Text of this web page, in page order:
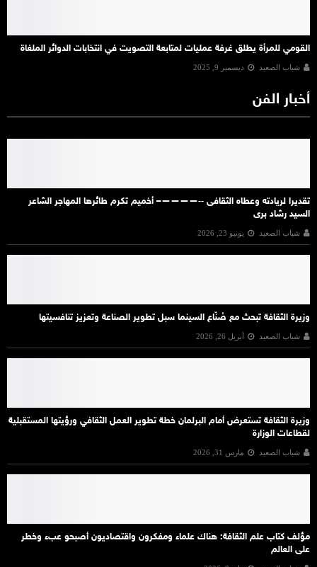
القومي للمرأة يطلق غرفة عمليات لمتابعة التصويت في انتخابات الدوائر الملغاة
شباب الصعيد ديسمبر 9, 2025
أخبار الفن
تقديرا لريادته وعطاه الثقافى ‐‐————– أخميم تكرم طائرها المهاجر الشاعر
السيد رشاد برى
شباب الصعيد يونيو 23, 2026
وزيرة الثقافة تبحث مع صُنّاع السينما سبل تطوير الصناعة وتعزيز تنافسيتها
شباب الصعيد أبريل 26, 2026
وزيرة الثقافة تستعرض أمام البرلمان خطة تطوير العمل الثقافي ورؤيتها المستقبلية
لقطاعات الوزارة
شباب الصعيد مارس 31, 2026
مؤلف كتاب علم الثقافة: هناك علماء ومفكرون واقتصاديون أصبحو عبء وخطر
على العالم